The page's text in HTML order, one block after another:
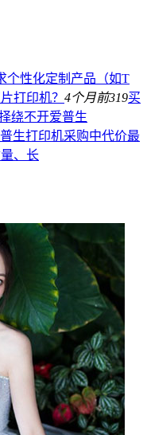
个性化定制产品（如T
打印机？ 4个月前319买
绕不开爱普生
生打印机采购中代价最
、长